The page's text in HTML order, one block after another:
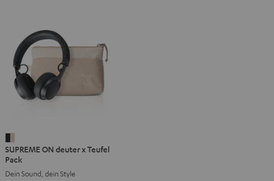
ON
deuter
x
SUPREME ON deuter x Teufel
Pack
Dein Sound, dein Style